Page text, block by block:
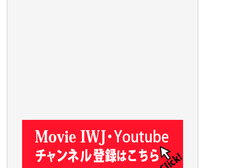
T.K. 様
ASAKO TAKAESU 様
マシオン恵美香 様
平野智生 様